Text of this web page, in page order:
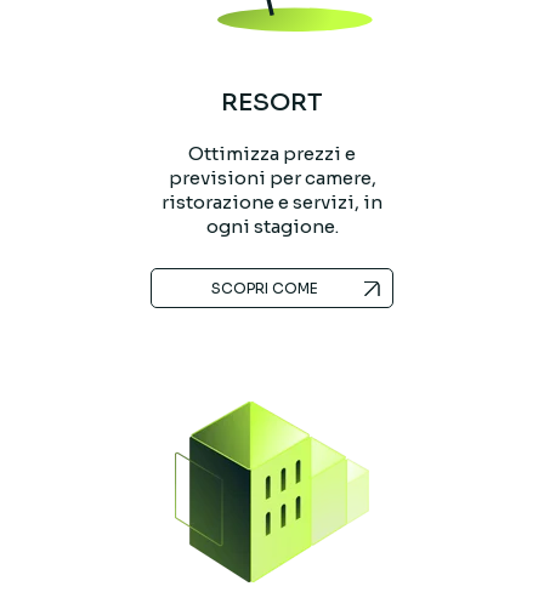
RESORT
Ottimizza prezzi e
previsioni per camere,
ristorazione e servizi, in
ogni stagione.
SCOPRI COME